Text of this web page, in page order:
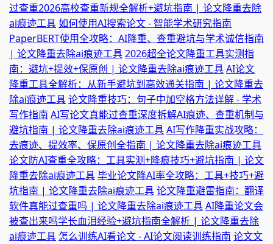
过查重2026高校查重新规全解析+避坑指南 | 论文降重去除
ai痕迹工具如何使用AI搜索论文 - 智能学术研究指南
PaperBERT使用全攻略：AI降重、查重避坑与学术诚信指南
| 论文降重去除ai痕迹工具2026超全论文降重工具实测指
南：避坑+提效+保原创 | 论文降重去除ai痕迹工具AI论文
降重工具全解析：从新手避坑到高效通关指南 | 论文降重去
除ai痕迹工具论文降重技巧：句子中加空格方法详解 - 学术
写作指南 AI写论文真能过查重深度拆解AI痕迹、查重机制与
避坑指南 | 论文降重去除ai痕迹工具AI写作降重实战攻略：
去痕迹、提效率、保原创全指南 | 论文降重去除ai痕迹工具
论文防AI查重全攻略：工具实测+降痕技巧+避坑指南 | 论文
降重去除ai痕迹工具毕业论文降AI率全攻略：工具+技巧+避
坑指南 | 论文降重去除ai痕迹工具论文降重避雷指南：翻译
软件真能过查重吗 | 论文降重去除ai痕迹工具AI降重论文会
被查出来吗学长血泪经验+避坑指南全解析 | 论文降重去除
ai痕迹工具 怎么训练AI看论文 - AI论文阅读训练指南 论文文